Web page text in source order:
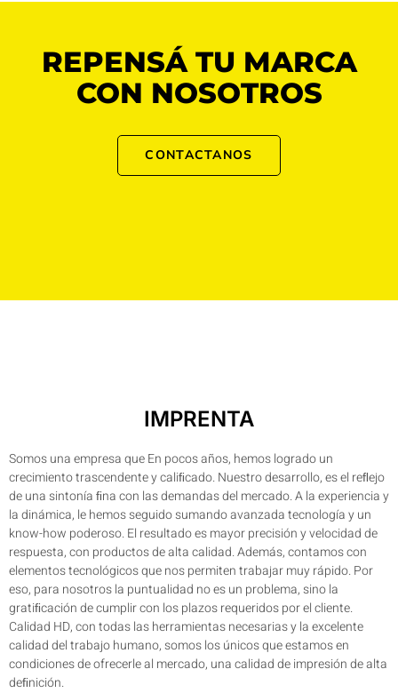
REPENSÁ TU MARCA
CON NOSOTROS
CONTACTANOS
IMPRENTA
Somos una empresa que En pocos años, hemos logrado un
crecimiento trascendente y caliﬁcado. Nuestro desarrollo, es el reﬂejo
de una sintonía ﬁna con las demandas del mercado. A la experiencia y
la dinámica, le hemos seguido sumando avanzada tecnología y un
know-how poderoso. El resultado es mayor precisión y velocidad de
respuesta, con productos de alta calidad. Además, contamos con
elementos tecnológicos que nos permiten trabajar muy rápido. Por
eso, para nosotros la puntualidad no es un problema, sino la
gratiﬁcación de cumplir con los plazos requeridos por el cliente.
Calidad HD, con todas las herramientas necesarias y la excelente
calidad del trabajo humano, somos los únicos que estamos en
condiciones de ofrecerle al mercado, una calidad de impresión de alta
deﬁnición.